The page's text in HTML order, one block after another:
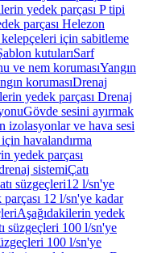
yedek parçası P tipi
parçası Helezon
için sabitleme
kutularıSarf
ve nem korumasıYangın
korumasıDrenaj
yedek parçası Drenaj
Gövde sesini ayırmak
izolasyonlar ve hava sesi
havalandırma
yedek parçası
sistemiÇatı
süzgeçleri12 l/sn'ye
12 l/sn'ye kadar
Aşağıdakilerin yedek
süzgeçleri 100 l/sn'ye
100 l/sn'ye